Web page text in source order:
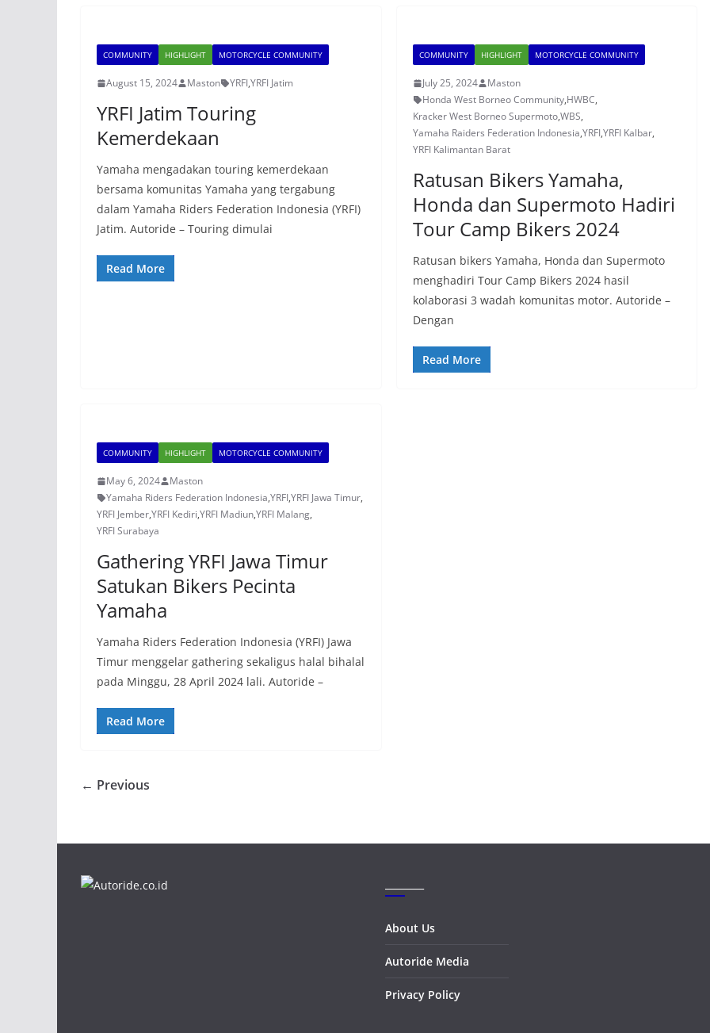
COMMUNITY HIGHLIGHT MOTORCYCLE COMMUNITY
August 15, 2024 Maston YRFI,YRFI Jatim
YRFI Jatim Touring
Kemerdekaan
Yamaha mengadakan touring kemerdekaan
bersama komunitas Yamaha yang tergabung
dalam Yamaha Riders Federation Indonesia (YRFI)
Jatim. Autoride – Touring dimulai
Read More
COMMUNITY HIGHLIGHT MOTORCYCLE COMMUNITY
July 25, 2024
Maston
Honda West Borneo Community,HWBC,
Kracker West Borneo Supermoto,WBS,
Yamaha Raiders Federation Indonesia,YRFI,YRFI Kalbar,
YRFI Kalimantan Barat
Ratusan Bikers Yamaha,
Honda dan Supermoto Hadiri
Tour Camp Bikers 2024
Ratusan bikers Yamaha, Honda dan Supermoto
menghadiri Tour Camp Bikers 2024 hasil
kolaborasi 3 wadah komunitas motor. Autoride –
Dengan
Read More
COMMUNITY HIGHLIGHT MOTORCYCLE COMMUNITY
May 6, 2024
Maston
Yamaha Riders Federation Indonesia,YRFI,YRFI Jawa Timur,
YRFI Jember,YRFI Kediri,YRFI Madiun,YRFI Malang,
YRFI Surabaya
Gathering YRFI Jawa Timur
Satukan Bikers Pecinta
Yamaha
Yamaha Riders Federation Indonesia (YRFI) Jawa
Timur menggelar gathering sekaligus halal bihalal
pada Minggu, 28 April 2024 lali. Autoride –
Read More
← Previous
About Us
Autoride Media
Privacy Policy